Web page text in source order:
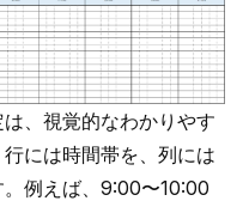
、視覚的なわかりやす
には時間帯を、列には
例えば、9:00〜10:00